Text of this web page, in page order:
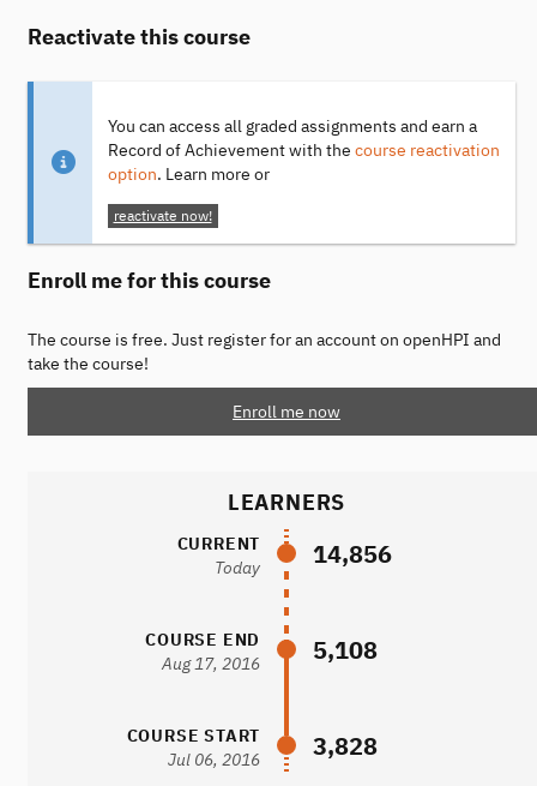
Reactivate this course
You can access all graded assignments and earn a
Record of Achievement with the course reactivation
option. Learn more or
reactivate now!
Enroll me for this course
The course is free. Just register for an account on openHPI and
take the course!
Enroll me now
LEARNERS
CURRENT
Today
14,856
COURSE END
Aug 17, 2016
5,108
COURSE START
Jul 06, 2016
3,828